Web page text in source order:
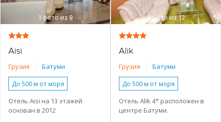
1 фото из 9
Aisi
Грузия
Батуми
До 500 м от моря
Наличие туристической
инфраструктуры рядом
Отель Aisi на 13 этажей
основан в 2012
1фото из 12
Alik
Грузия
Батуми
До 500 м от моря
Наличие туристической
инфраструктуры рядом
Отель Alik 4* расположен в
центре Батуми.